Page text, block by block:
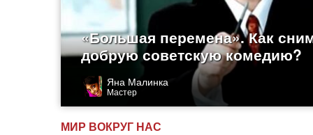
«Большая перемена». Как
добрую советскую комедию?
Яна Малинка
Мастер
МИР ВОКРУГ НАС